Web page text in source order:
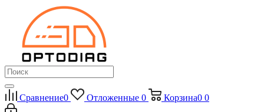
Сравнение0 Отложенные 0 Корзина0 0